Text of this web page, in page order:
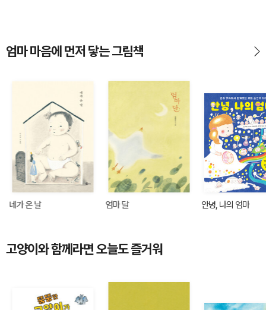
엄마 마음에 먼저 닿는 그림책
네가 온 날 엄마 달 안녕, 나의 엄마
고양이와 함께라면 오늘도 즐거워